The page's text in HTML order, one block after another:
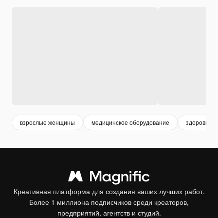
взрослые женщины медицинское оборудование здоровье
Креативная платформа для создания ваших лучших работ.
Более 1 миллиона подписчиков среди креаторов,
предприятий, агентств и студий.